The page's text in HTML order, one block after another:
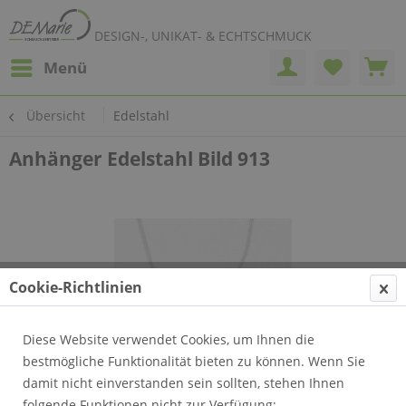
DESIGN-, UNIKAT- & ECHTSCHMUCK
Menü
Übersicht Edelstahl
Anhänger Edelstahl Bild 913
Cookie-Richtlinien
Diese Website verwendet Cookies, um Ihnen die
bestmögliche Funktionalität bieten zu können. Wenn Sie
damit nicht einverstanden sein sollten, stehen Ihnen